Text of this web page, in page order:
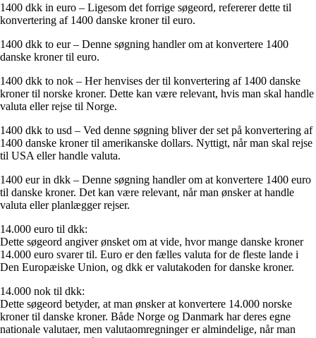
1400 dkk in euro – Ligesom det forrige søgeord, refererer dette til
konvertering af 1400 danske kroner til euro.
1400 dkk to eur – Denne søgning handler om at konvertere 1400
danske kroner til euro.
1400 dkk to nok – Her henvises der til konvertering af 1400 danske
kroner til norske kroner. Dette kan være relevant, hvis man skal handle
valuta eller rejse til Norge.
1400 dkk to usd – Ved denne søgning bliver der set på konvertering af
1400 danske kroner til amerikanske dollars. Nyttigt, når man skal rejse
til USA eller handle valuta.
1400 eur in dkk – Denne søgning handler om at konvertere 1400 euro
til danske kroner. Det kan være relevant, når man ønsker at handle
valuta eller planlægger rejser.
14.000 euro til dkk:
Dette søgeord angiver ønsket om at vide, hvor mange danske kroner
14.000 euro svarer til. Euro er den fælles valuta for de fleste lande i
Den Europæiske Union, og dkk er valutakoden for danske kroner.
14.000 nok til dkk:
Dette søgeord betyder, at man ønsker at konvertere 14.000 norske
kroner til danske kroner. Både Norge og Danmark har deres egne
nationale valutaer, men valutaomregninger er almindelige, når man